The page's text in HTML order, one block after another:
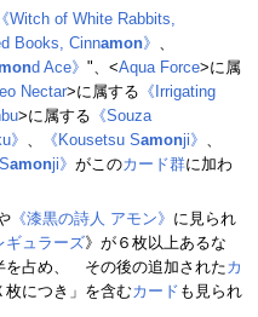
《Witch of White Rabbits,
Books, Cinnamon》 、
d Ace》 "、<Aqua Force>に属
Nectar>に属する 《Irrigating
>に属する 《Souza
》 、 《Kousetsu Samonji》 、
amonji》 がこのカード群に加わ
《漆黒の詩人 アモン》 に見られ
ギュラーズ》が６枚以上あるな
を占め、 その後の追加されたカ
枚につき」を含むカード も見られ